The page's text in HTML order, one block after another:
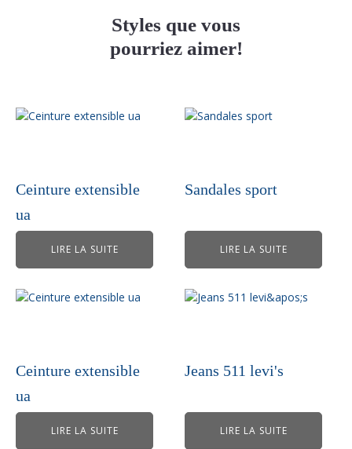
Styles que vous
pourriez aimer!
Ceinture extensible
ua
LIRE LA SUITE
Sandales sport
LIRE LA SUITE
Ceinture extensible
ua
LIRE LA SUITE
Jeans 511 levi's
LIRE LA SUITE